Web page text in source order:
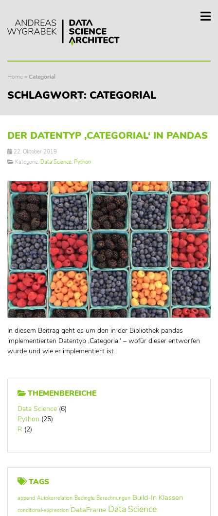
Home » Categorial
SCHLAGWORT: CATEGORIAL
DER DATENTYP ‚CATEGORIAL‘ IN PANDAS
22. Oktober 2019
Kategorie: Data Science, Python
In diesem Beitrag geht es um den in der Bibliothek pandas
implementierten Datentyp ‚Categorial‘ – wofür dieser entworfen
wurde und wie er implementiert ist.
THEMENBEREICHE
Data Science (6)
Python (25)
R (2)
TAGS
append Autokorrelation Bedingte Berechnungen Build-In Klassen
conditional-expression DataFrame Data Science